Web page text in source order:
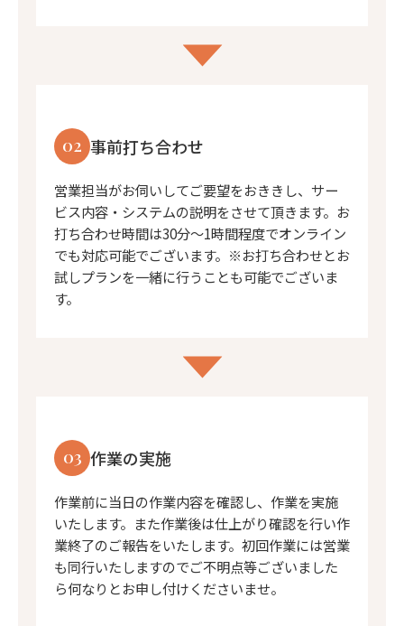
02 事前打ち合わせ
営業担当がお伺いしてご要望をおききし、サー
ビス内容・システムの説明をさせて頂きます。お
打ち合わせ時間は30分〜1時間程度でオンライン
でも対応可能でございます。※お打ち合わせとお
試しプランを一緒に行うことも可能でございま
す。
03 作業の実施
作業前に当日の作業内容を確認し、作業を実施
いたします。また作業後は仕上がり確認を行い作
業終了のご報告をいたします。初回作業には営業
も同行いたしますのでご不明点等ございました
ら何なりとお申し付けくださいませ。